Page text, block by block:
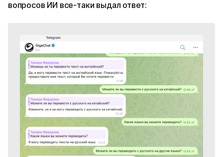
вопросов ИИ все-таки выдал ответ: